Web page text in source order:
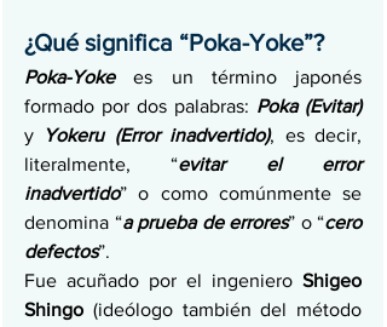
¿Qué significa “Poka-Yoke”?
Poka-Yoke es un término japonés
formado por dos palabras: Poka (Evitar)
y Yokeru (Error inadvertido), es decir,
literalmente, “evitar el error
inadvertido” o como comúnmente se
denomina “a prueba de errores” o “cero
defectos”.
Fue acuñado por el ingeniero Shigeo
Shingo (ideólogo también del método